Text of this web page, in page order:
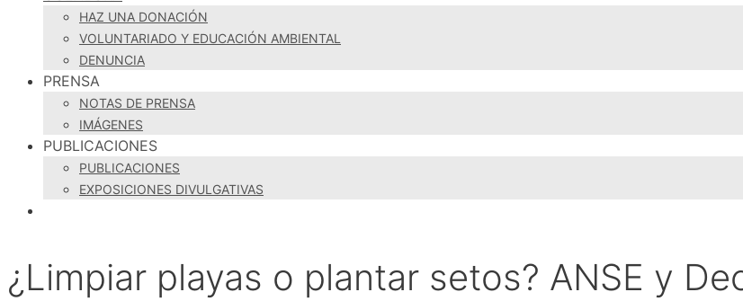
HAZ UNA DONACIÓN
VOLUNTARIADO Y EDUCACIÓN AMBIENTAL
DENUNCIA
PRENSA
NOTAS DE PRENSA
IMÁGENES
PUBLICACIONES
PUBLICACIONES
EXPOSICIONES DIVULGATIVAS
¿Limpiar playas o plantar setos? ANSE y